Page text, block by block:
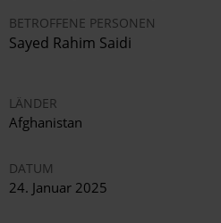
BETROFFENE PERSONEN
Sayed Rahim Saidi
LÄNDER
Afghanistan
DATUM
24. Januar 2025